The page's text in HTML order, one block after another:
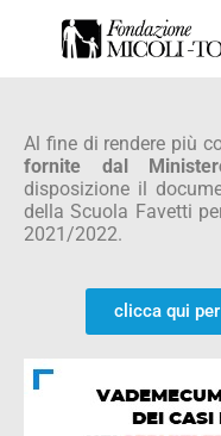
Al fine di rendere più
fornite dal
disposizione il
della Scuola Favetti
2021/2022.
clicca qui